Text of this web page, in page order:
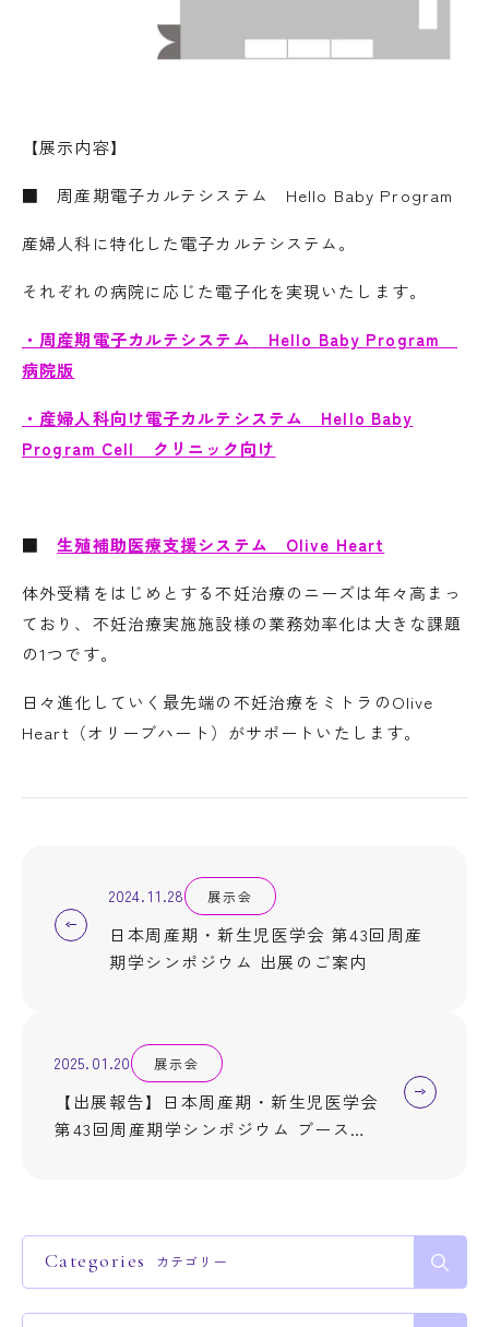
【展示内容】
■ 周産期電子カルテシステム Hello Baby Program
産婦人科に特化した電子カルテシステム。
それぞれの病院に応じた電子化を実現いたします。
・周産期電子カルテシステム Hello Baby Program
病院版
・産婦人科向け電子カルテシステム Hello Baby
Program Cell クリニック向け
■生殖補助医療支援システム Olive Heart
体外受精をはじめとする不妊治療のニーズは年々高まっ
ており、不妊治療実施施設様の業務効率化は大きな課題
の1つです。
日々進化していく最先端の不妊治療をミトラのOlive
Heart（オリーブハート）がサポートいたします。
2024.11.28 展示会
日本周産期・新生児医学会 第43回周産
期学シンポジウム 出展のご案内
2025.01.20 展示会
【出展報告】日本周産期・新生児医学会
第43回周産期学シンポジウム ブース出
Categories カテゴリー